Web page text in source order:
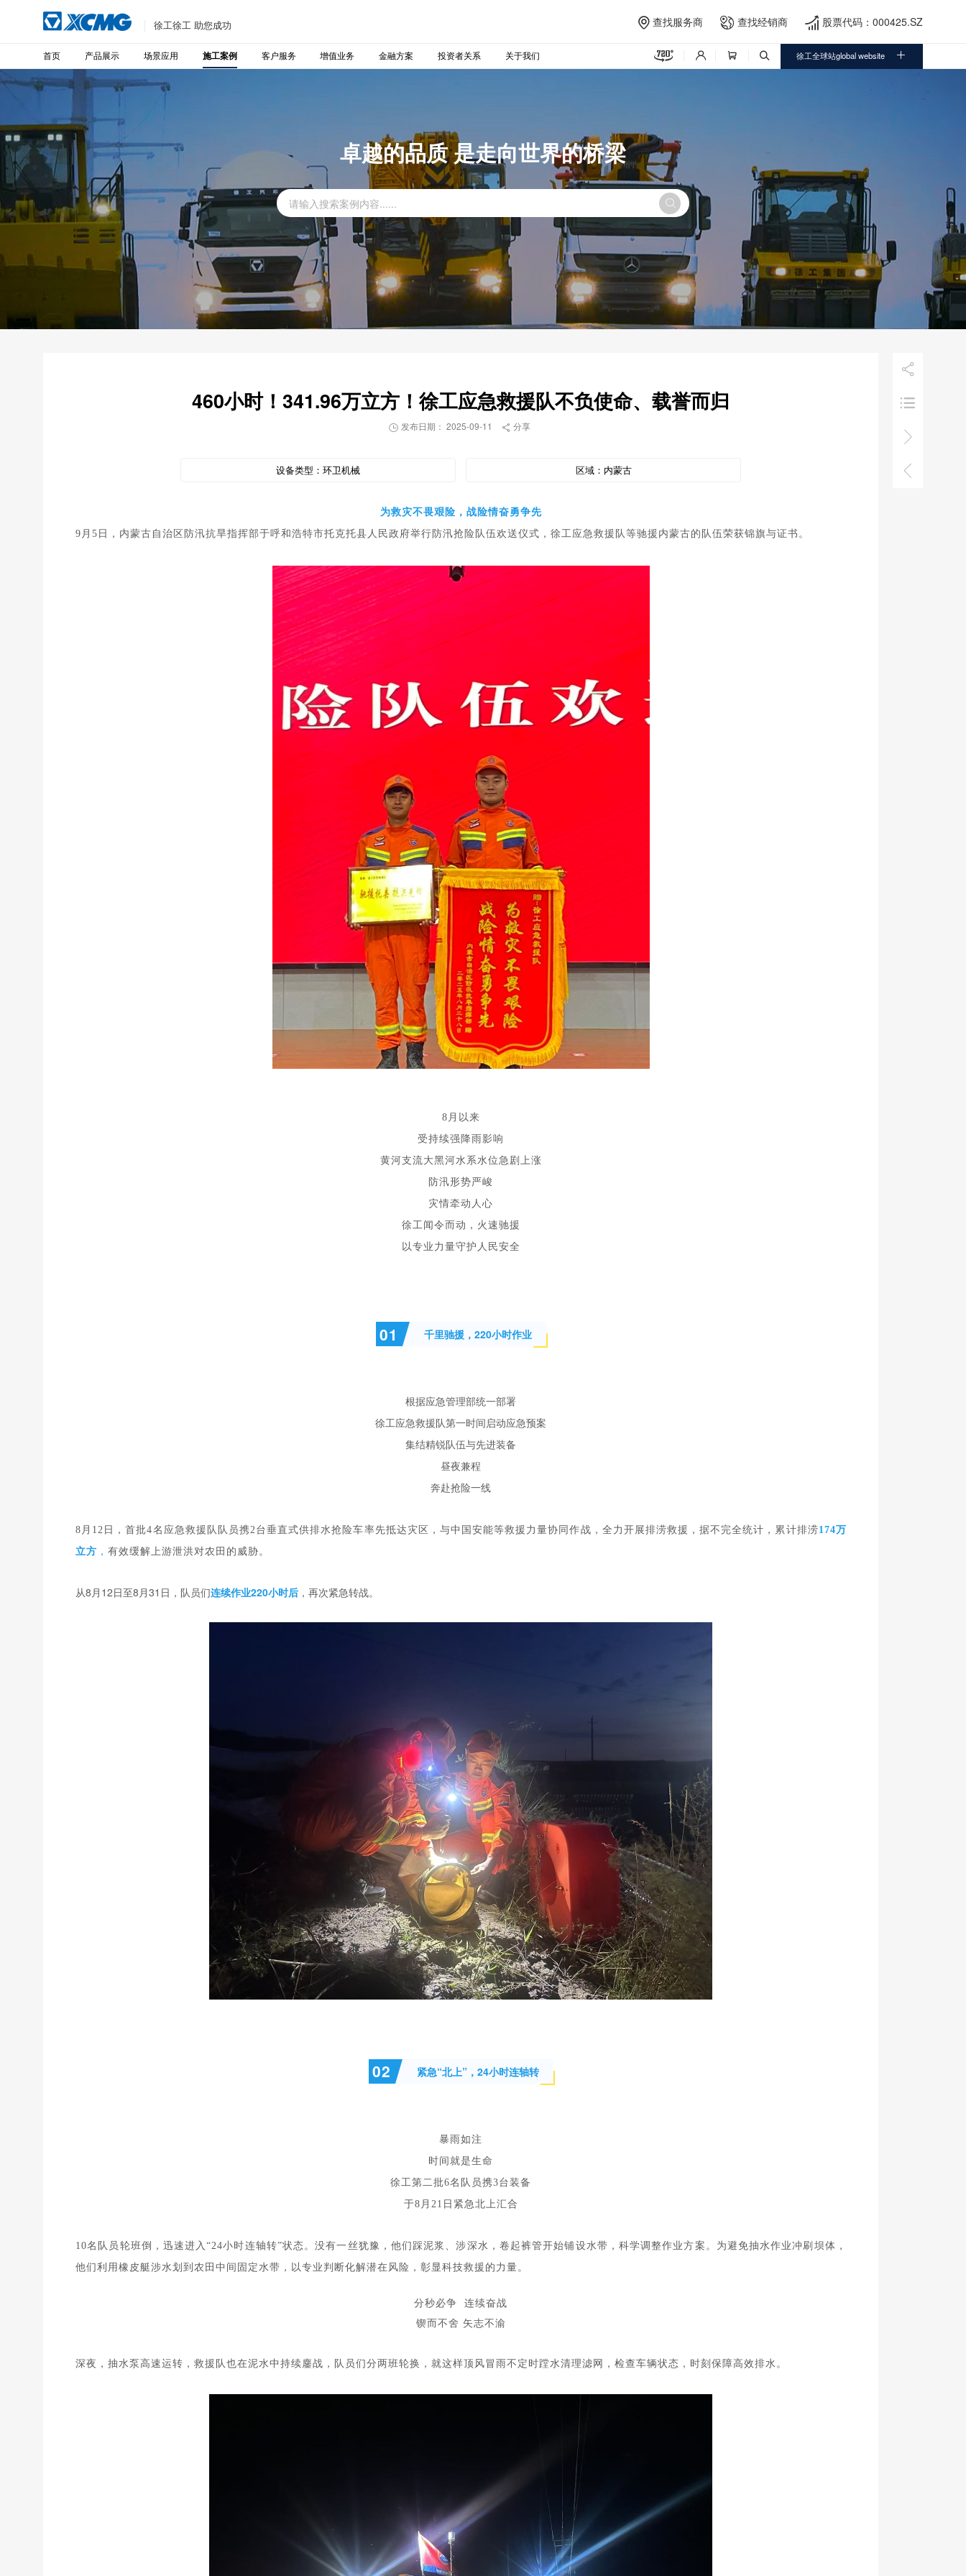
徐工徐工 助您成功  查找服务商  查找经销商  股票代码：000425.SZ
首页 产品展示 场景应用 施工案例 客户服务 增值业务 金融方案 投资者关系 关于我们     徐工全球站global website 
卓越的品质 是走向世界的桥梁





460小时！341.96万立方！徐工应急救援队不负使命、载誉而归
 发布日期： 2025-09-11  分享
设备类型：环卫机械 区域： 内蒙古
为救灾不畏艰险，战险情奋勇争先
9月5日，内蒙古自治区防汛抗旱指挥部于呼和浩特市托克托县人民政府举行防汛抢险队伍欢送仪式，徐工应急救援队等驰援内蒙古的队伍荣获锦旗与证书。
8月以来
受持续强降雨影响
黄河支流大黑河水系水位急剧上涨
防汛形势严峻
灾情牵动人心
徐工闻令而动，火速驰援
以专业力量守护人民安全
01 千里驰援，220小时作业
根据应急管理部统一部署
徐工应急救援队第一时间启动应急预案
集结精锐队伍与先进装备
昼夜兼程
奔赴抢险一线
8月12日，首批4名应急救援队队员携2台垂直式供排水抢险车率先抵达灾区，与中国安能等救援力量协同作战，全力开展排涝救援，据不完全统计，累计排涝174万
立方 ，有效缓解上游泄洪对农田的威胁。
从8月12日至8月31日，队员们连续作业220小时后 ，再次紧急转战。
02 紧急“北上”，24小时连轴转
暴雨如注
时间就是生命
徐工第二批6名队员携3台装备
于8月21日紧急北上汇合
10名队员轮班倒，迅速进入“24小时连轴转”状态。没有一丝犹豫，他们 踩泥浆、涉深水， 卷起裤管开始铺设水带， 科学调整作业方案。为避免抽水作业冲刷坝体，
他们利用橡皮艇涉水划到农田中间 固定水带，以专业判断化解潜在风险，彰显科技救援的力量。
分秒必争 连续奋战
锲而不舍 矢志不渝
深夜，抽水泵高速运转，救援队也在泥水中持续鏖战， 队员们分两班轮换，就这样顶风冒雨不定时蹚水清理滤网，检查车辆状态，时刻保障高效排水。